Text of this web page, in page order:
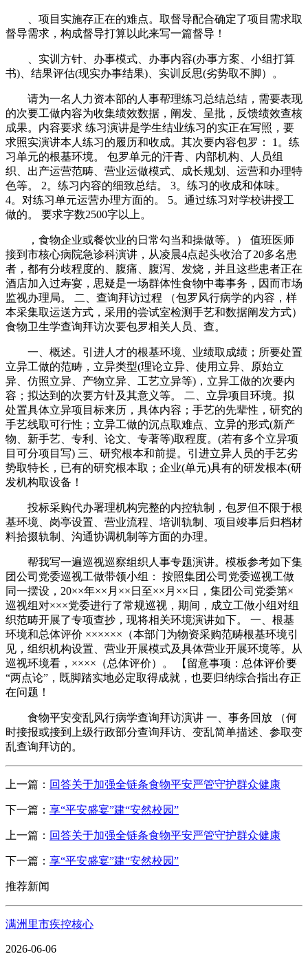
、项目实施存正在的难点。取督导配合确定了项目需求取
督导需求，构成督导打算以此来写一篇督导！
、实训方针、办事模式、办事内容(办事方案、小组打算
书)、结果评估(现实办事结果)、实训反思(劣势取不脚）。
请为一名人力资本部的人事帮理练习总结总结，需要表现
的次要工做内容为收集绩效数据，阐发、呈批，反馈绩效查核
成果。内容要求 练习演讲是学生结业练习的实正在写照，要
求照实演讲本人练习的履历和收成。其次要内容包罗： 1。练
习单元的根基环境。 包罗单元的汗青、内部机构、人员组
织、出产运营范畴、营业运做模式、成长规划、运营和办理特
色等。 2。练习内容的细致总结。 3。练习的收成和体味。
4。对练习单元运营办理方面的。 5。通过练习对学校讲授工
做的。 要求字数2500字以上。
，食物企业或餐饮业的日常勾当和操做等。） 值班医师
接到市核心病院急诊科演讲，从凌晨4点起头收治了20多名患
者，都有分歧程度的、腹痛、腹泻、发烧，并且这些患者正在
酒店加入过寿宴，思疑是一场群体性食物中毒事务，因而市场
监视办理局。 二、查询拜访过程 （包罗风行病学的内容，样
本采集取运送方式，采用的尝试室检测手艺和数据阐发方式）
食物卫生学查询拜访次要包罗相关人员、查。
一、概述。引进人才的根基环境、业绩取成绩；所要处置
立异工做的范畴，立异类型(理论立异、使用立异、原始立
异、仿照立异、产物立异、工艺立异等)，立异工做的次要内
容；拟达到的次要方针及其意义等。 二、立异项目环境。拟
处置具体立异项目标来历，具体内容；手艺的先辈性，研究的
手艺线取可行性；立异工做的沉点取难点、立异的形式(新产
物、新手艺、专利、论文、专著等)取程度。(若有多个立异项
目可分项目写) 三、研究根本和前提。引进立异人员的手艺劣
势取特长，已有的研究根本取；企业(单元)具有的研发根本(研
发机构取设备！
投标采购代办署理机构完整的内控轨制，包罗但不限于根
基环境、岗亭设置、营业流程、培训轨制、项目竣事后归档材
料拾掇轨制、沟通协调机制等方面的办理。
帮我写一遍巡视巡察组织人事专题演讲。模板参考如下集
团公司党委巡视工做带领小组： 按照集团公司党委巡视工做
同一摆设，20××年××月××日至××月××日，集团公司党委第×
巡视组对×××党委进行了常规巡视，期间，成立工做小组对组
织范畴开展了专项查抄，现将相关环境演讲如下。 一、根基
环境和总体评价 ××××××（本部门为物资采购范畴根基环境引
见，组织机构设置、营业开展模式及具体营业开展环境等。从
巡视环境看，××××（总体评价）。 【留意事项：总体评价要
“两点论”，既脚踏实地必定取得成就，也要归纳综合指出存正
在问题！
食物平安变乱风行病学查询拜访演讲 一、事务回放 （何
时接报或接到上级行政部分查询拜访、变乱简单描述、参取变
乱查询拜访的。
上一篇： 回答关于加强全链条食物平安严管守护群众健康
下一篇： 享“平安盛宴”建“安然校园”
上一篇： 回答关于加强全链条食物平安严管守护群众健康
下一篇： 享“平安盛宴”建“安然校园”
推荐新闻
满洲里市疾控核心
2026-06-06